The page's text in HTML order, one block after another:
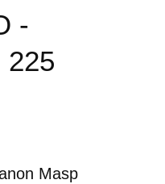
-
225
Masp